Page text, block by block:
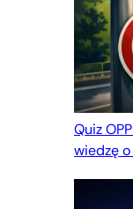
Quiz
wiedzę